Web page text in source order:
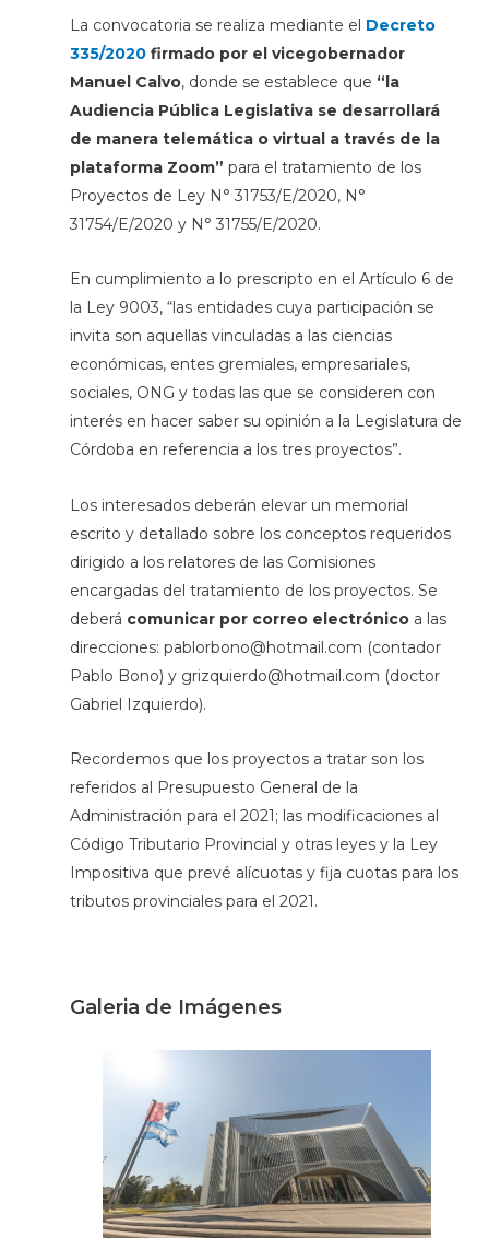
La convocatoria se realiza mediante el Decreto
335/2020firmado por el vicegobernador
Manuel Calvo, donde se establece que “la
Audiencia Pública Legislativa se desarrollará
de manera telemática o virtual a través de la
plataforma Zoom” para el tratamiento de los
Proyectos de Ley N° 31753/E/2020, N°
31754/E/2020 y N° 31755/E/2020.
En cumplimiento a lo prescripto en el Artículo 6 de
la Ley 9003, “las entidades cuya participación se
invita son aquellas vinculadas a las ciencias
económicas, entes gremiales, empresariales,
sociales, ONG y todas las que se consideren con
interés en hacer saber su opinión a la Legislatura de
Córdoba en referencia a los tres proyectos”.
Los interesados deberán elevar un memorial
escrito y detallado sobre los conceptos requeridos
dirigido a los relatores de las Comisiones
encargadas del tratamiento de los proyectos. Se
deberá comunicar por correo electrónicoa las
direcciones: pablorbono@hotmail.com (contador
Pablo Bono) y grizquierdo@hotmail.com (doctor
Gabriel Izquierdo).
Recordemos que los proyectos a tratar son los
referidos al Presupuesto General de la
Administración para el 2021; las modificaciones al
Código Tributario Provincial y otras leyes y la Ley
Impositiva que prevé alícuotas y fija cuotas para los
tributos provinciales para el 2021.
Galeria de Imágenes